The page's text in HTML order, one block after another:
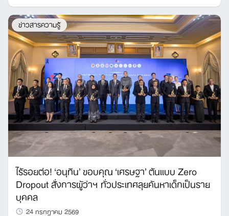
ข่าวสารความรู้
ไร้รอยต่อ! ‘อนุทิน’ ขอบคุณ ‘เศรษฐา’ ต้นแบบ Zero
Dropout สั่งการผู้ว่าฯ ทั่วประเทศลุยค้นหาเด็กเป็นราย
บุคคล
24 กรกฎาคม 2569